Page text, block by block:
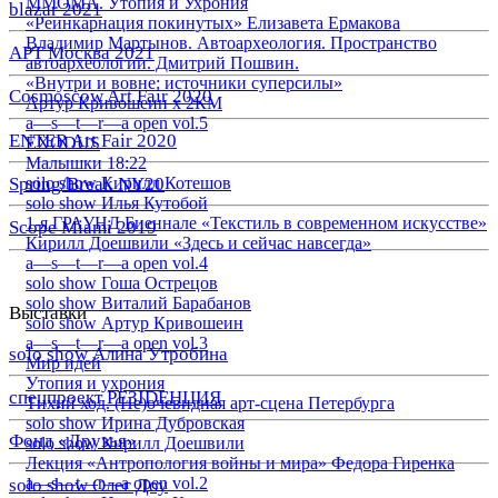
blazar 2021
АРТ Москва 2021
Cosmoscow Art Fair 2020
ENTER Art Fair 2020
Spring/Break NY20
Scope Miami 2019
Выставки
solo show Алина Утробина
спецпроект РЕЗIDЕНЦИЯ
Фонд «Друзья»
solo show Олег Доу
«Реинкарнация покинутых» Елизавета Ермакова
Владимир Мартынов. Автоархеология. Пространство
автоархеологии. Дмитрий Пошвин.
«Внутри и вовне: источники суперсилы»
Артур Кривошеин х 2КМ
a—s—t—r—a open vol.5
EXODUS
Малышки 18:22
solo show Кирилл Котешов
solo show Илья Кутобой
1-я ГРАУНД Биеннале «Текстиль в современном искусстве»
Кирилл Доешвили «Здесь и сейчас навсегда»
a—s—t—r—a open vol.4
solo show Гоша Острецов
solo show Виталий Барабанов
solo show Артур Кривошеин
a—s—t—r—a open vol.3
Мир идей
Утопия и ухрония
Тихий ход. (Не)очевидная арт-сцена Петербурга
solo show Ирина Дубровская
solo show Кирилл Доешвили
Лекция «Антропология войны и мира» Федора Гиренка
a—s—t—r—a open vol.2